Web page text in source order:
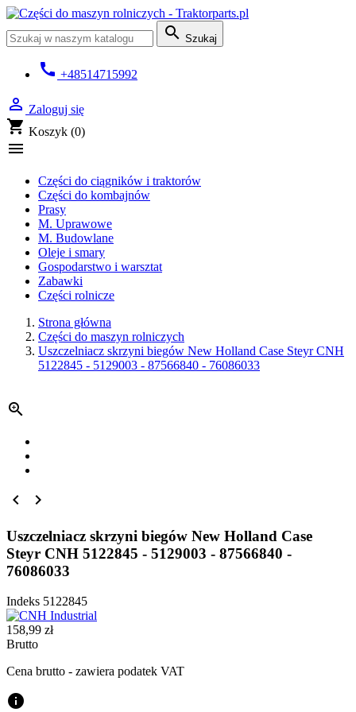
 Szukaj
call +48514715992
 Zaloguj się
shopping_cart Koszyk (0)

Części do ciągników i traktorów
Części do kombajnów
Prasy
M. Uprawowe
M. Budowlane
Oleje i smary
Gospodarstwo i warsztat
Zabawki
Części rolnicze
Strona główna
Części do maszyn rolniczych
Uszczelniacz skrzyni biegów New Holland Case Steyr CNH
5122845 - 5129003 - 87566840 - 76086033

 
Uszczelniacz skrzyni biegów New Holland Case
Steyr CNH 5122845 - 5129003 - 87566840 -
76086033
Indeks 5122845
158,99 zł
Brutto
Cena brutto - zawiera podatek VAT
info